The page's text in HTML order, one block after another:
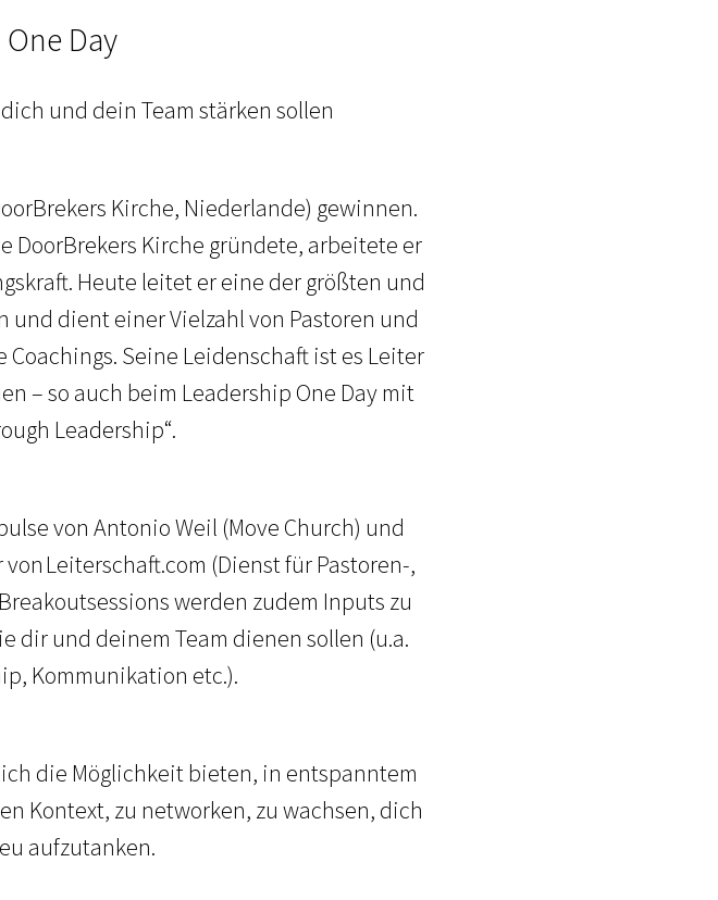
Day
und dein Team stärken sollen
Kirche, Niederlande) gewinnen.
DoorBrekers Kirche gründete, arbeitete er
Heute leitet er eine der größten und
dient einer Vielzahl von Pastoren und
Seine Leidenschaft ist es Leiter
– so auch beim Leadership One Day mit
Leadership“.
von Antonio Weil (Move Church) und
Leiterschaft.com (Dienst für Pastoren-,
werden zudem Inputs zu
dir und deinem Team dienen sollen (u.a.
Kommunikation etc.).
die Möglichkeit bieten, in entspanntem
Kontext, zu networken, zu wachsen, dich
aufzutanken.